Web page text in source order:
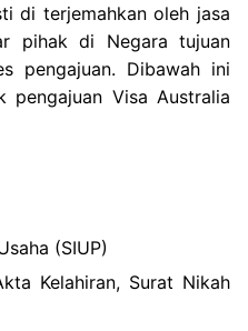
di terjemahkan oleh jasa
pihak di Negara tujuan
pengajuan. Dibawah ini
pengajuan Visa Australia
(SIUP)
Kelahiran, Surat Nikah